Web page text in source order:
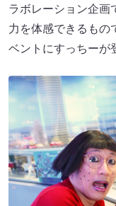
ラボレーション企画
力を体感できるもの
ベントにすっちーが